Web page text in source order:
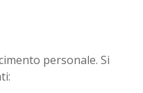
personale. Si